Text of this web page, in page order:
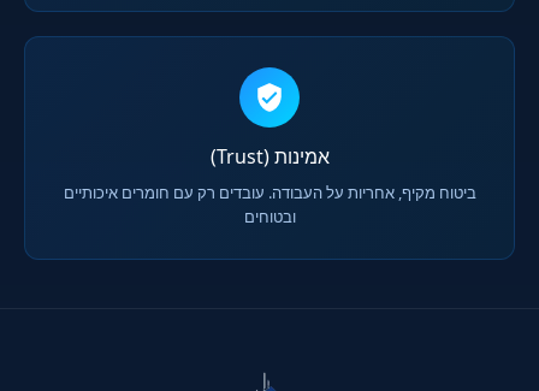
אמינות (Trust)
ביטוח מקיף, אחריות על העבודה. עובדים רק עם חומרים איכותיים
ובטוחים